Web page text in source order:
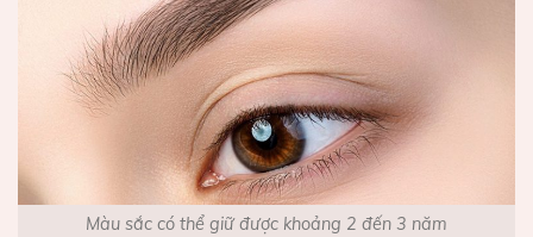
Màu sắc có thể giữ được khoảng 2 đến 3 năm